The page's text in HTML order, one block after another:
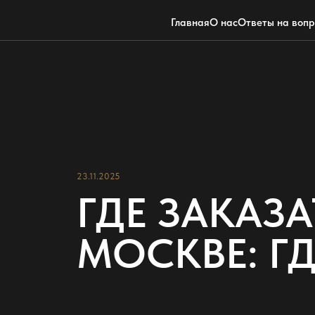
ГлавнаяО насОтветы на
23.11.2025
ГДЕ
МОСКВЕ: